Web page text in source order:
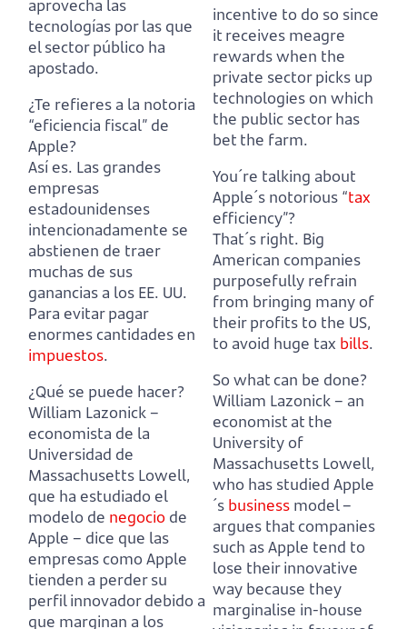
aprovecha las
tecnologías por las que
el sector público ha
apostado.
¿Te refieres a la notoria
“eficiencia fiscal” de
Apple?
Así es. Las grandes
empresas
estadounidenses
intencionadamente se
abstienen de traer
muchas de sus
ganancias a los EE. UU.
Para evitar pagar
enormes cantidades en
impuestos.
¿Qué se puede hacer?
William Lazonick –
economista de la
Universidad de
Massachusetts Lowell,
que ha estudiado el
modelo de negocio de
Apple – dice que las
empresas como Apple
tienden a perder su
perfil innovador debido a
que marginan a los
incentive to do so since
it receives meagre
rewards when the
private sector picks up
technologies on which
the public sector has
bet the farm.
You´re talking about
Apple´s notorious “tax
efficiency”?
That´s right. Big
American companies
purposefully refrain
from bringing many of
their profits to the US,
to avoid huge tax bills.
So what can be done?
William Lazonick – an
economist at the
University of
Massachusetts Lowell,
who has studied Apple
´s business model –
argues that companies
such as Apple tend to
lose their innovative
way because they
marginalise in-house